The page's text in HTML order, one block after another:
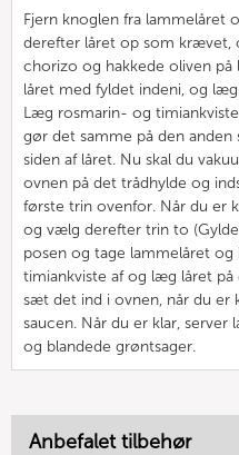
Fjern knoglen fra lammelåret
derefter låret op som krævet,
chorizo og hakkede oliven
låret med fyldet indeni, og
Læg rosmarin- og
gør det samme på den
siden af låret. Nu skal du
ovnen på det trådhylde og
første trin ovenfor. Når du er
og vælg derefter trin to
posen og tage lammelåret
timiankviste af og læg låret på
sæt det ind i ovnen, når du er
saucen. Når du er klar,
og blandede grøntsager.
Anbefalet tilbehør